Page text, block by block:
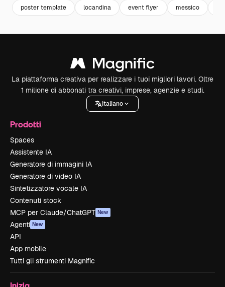
poster template locandina event flyer messico
La piattaforma creativa per realizzare i tuoi migliori lavori. Oltre
1 milione di abbonati tra creativi, imprese, agenzie e studi.
Italiano
Prodotti
Spaces
Assistente IA
Generatore di immagini IA
Generatore di video IA
Sintetizzatore vocale IA
Contenuti stock
MCP per Claude/ChatGPT New
Agenti New
API
App mobile
Tutti gli strumenti Magnific